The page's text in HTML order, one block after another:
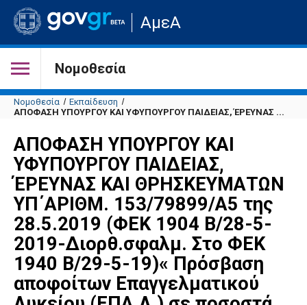
Μετάβαση
στην
σελίδα
του
ΑμεΑ
Νομοθεσία
Νομοθεσία
Εκπαίδευση
ΑΠΟΦΑΣΗ ΥΠΟΥΡΓΟΥ ΚΑΙ ΥΦΥΠΟΥΡΓΟΥ ΠΑΙΔΕΙΑΣ, ΈΡΕΥΝΑΣ ...
ΑΠΟΦΑΣΗ ΥΠΟΥΡΓΟΥ ΚΑΙ
ΥΦΥΠΟΥΡΓΟΥ ΠΑΙΔΕΙΑΣ,
ΈΡΕΥΝΑΣ ΚΑΙ ΘΡΗΣΚΕΥΜΑΤΩΝ
ΥΠ΄ΑΡΙΘΜ. 153/79899/Α5 της
28.5.2019 (ΦΕΚ 1904 Β/28-5-
2019-Διορθ.σφαλμ. Στο ΦΕΚ
1940 Β/29-5-19)« Πρόσβαση
αποφοίτων Επαγγελματικού